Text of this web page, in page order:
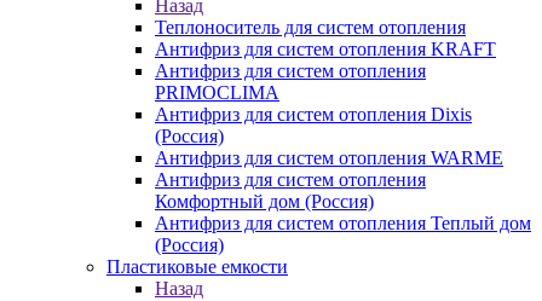
Назад
Теплоноситель для систем отопления
Антифриз для систем отопления KRAFT
Антифриз для систем отопления
PRIMOCLIMA
Антифриз для систем отопления Dixis
(Россия)
Антифриз для систем отопления WARME
Антифриз для систем отопления
Комфортный дом (Россия)
Антифриз для систем отопления Теплый дом
(Россия)
Пластиковые емкости
Назад